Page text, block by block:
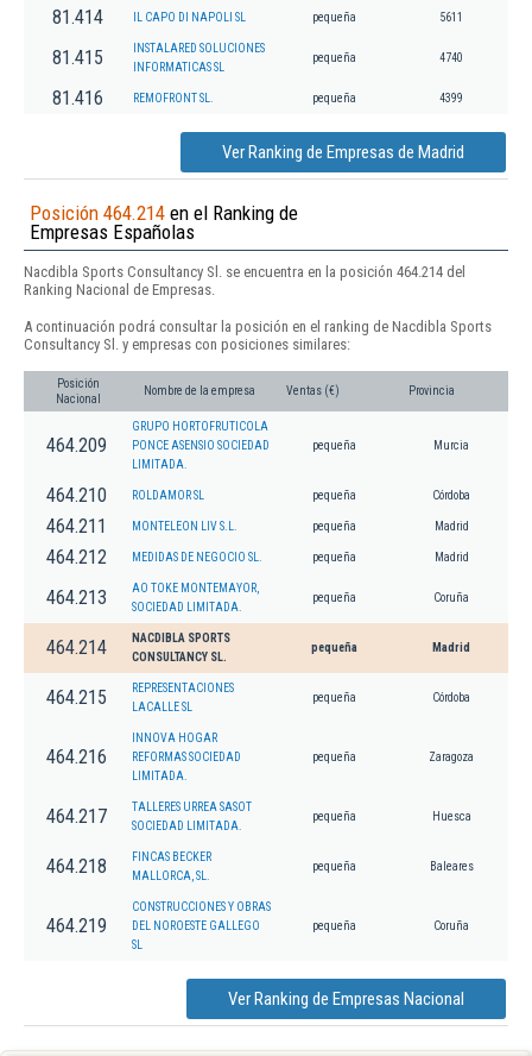
81.414 IL CAPO DI NAPOLI SL pequeña 5611
81.415
INSTALARED SOLUCIONES
INFORMATICAS SL
pequeña 4740
81.416 REMOFRONT SL. pequeña 4399
Ver Ranking de Empresas de Madrid
Posición 464.214 en el Ranking de
Empresas Españolas
Nacdibla Sports Consultancy Sl. se encuentra en la posición 464.214 del
Ranking Nacional de Empresas.
A continuación podrá consultar la posición en el ranking de Nacdibla Sports
Consultancy Sl. y empresas con posiciones similares:
Posición
Nacional
Nombre de la empresa Ventas (€) Provincia
464.209
GRUPO HORTOFRUTICOLA
PONCE ASENSIO SOCIEDAD
LIMITADA.
pequeña Murcia
464.210 ROLDAMOR SL pequeña Córdoba
464.211 MONTELEON LIV S.L. pequeña Madrid
464.212 MEDIDAS DE NEGOCIO SL. pequeña Madrid
464.213
AO TOKE MONTEMAYOR,
SOCIEDAD LIMITADA.
pequeña Coruña
464.214
NACDIBLA SPORTS
CONSULTANCY SL.
pequeña Madrid
464.215
REPRESENTACIONES
LACALLE SL
pequeña Córdoba
464.216
INNOVA HOGAR
REFORMAS SOCIEDAD
LIMITADA.
pequeña Zaragoza
464.217
TALLERES URREA SASOT
SOCIEDAD LIMITADA.
pequeña Huesca
464.218
FINCAS BECKER
MALLORCA, SL.
pequeña Baleares
464.219
CONSTRUCCIONES Y OBRAS
DEL NOROESTE GALLEGO
SL
pequeña Coruña
Ver Ranking de Empresas Nacional